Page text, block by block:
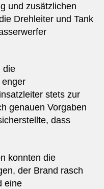
und zusätzlichen
Drehleiter und Tank
die
enger
stets zur
genauen Vorgaben
dass
konnten die
der Brand rasch
eine